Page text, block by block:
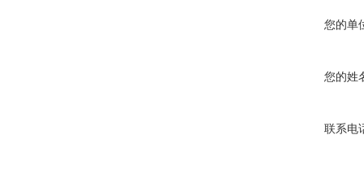
您的单
您的姓
联系电